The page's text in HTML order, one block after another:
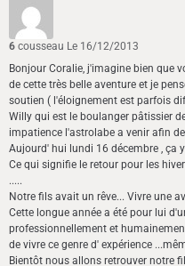
6 cousseau Le 16/12/2013
Bonjour Coralie, j'imagine bien que
de cette très belle aventure et je
soutien ( l'éloignement est parfois
Willy qui est le boulanger pâtissier
impatience l'astrolabe a venir afin
Aujourd' hui lundi 16 décembre , ça
Ce qui signifie le retour pour les
.....
Notre fils avait un rêve... Vivre une
Cette longue année a été pour lui
professionnellement et
de vivre ce genre d' expérience
Bientôt nous allons retrouver notre